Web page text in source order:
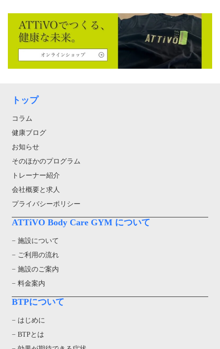
トップ
コラム
健康ブログ
お知らせ
そのほかのプログラム
トレーナー紹介
会社概要と求人
プライバシーポリシー
ATTiVO Body Care GYM について
− 施設について
− ご利用の流れ
− 施設のご案内
− 料金案内
BTPについて
− はじめに
− BTPとは